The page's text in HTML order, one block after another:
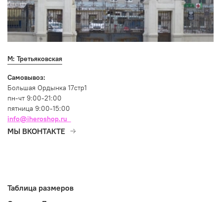
М: Третьяковская
Самовывоз:
Большая Ордынка 17стр1
пн-чт 9:00-21:00
пятница 9:00-15:00
info@iheroshop.ru
МЫ ВКОНТАКТЕ
Таблица размеров